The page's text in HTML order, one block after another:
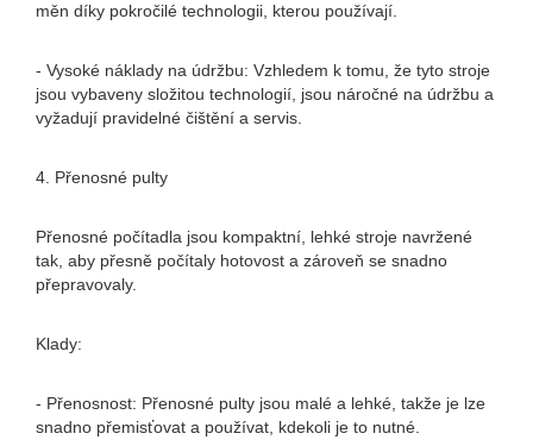
měn díky pokročilé technologii, kterou používají.
- Vysoké náklady na údržbu: Vzhledem k tomu, že tyto stroje
jsou vybaveny složitou technologií, jsou náročné na údržbu a
vyžadují pravidelné čištění a servis.
4. Přenosné pulty
Přenosné počítadla jsou kompaktní, lehké stroje navržené
tak, aby přesně počítaly hotovost a zároveň se snadno
přepravovaly.
Klady:
- Přenosnost: Přenosné pulty jsou malé a lehké, takže je lze
snadno přemisťovat a používat, kdekoli je to nutné.